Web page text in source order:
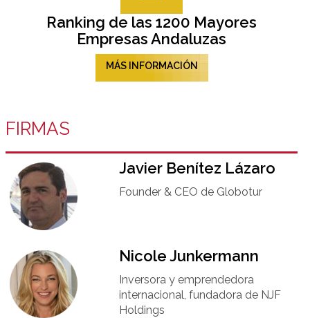
Ranking de las 1200 Mayores
Empresas Andaluzas
MÁS INFORMACIÓN
FIRMAS
Javier Benítez Lázaro
Founder & CEO de Globotur​
Nicole Junkermann​
Inversora y emprendedora
internacional, fundadora de NJF
Holdings